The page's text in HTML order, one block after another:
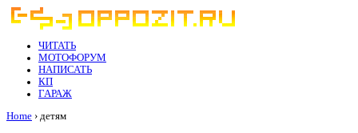
ЧИТАТЬ
МОТОФОРУМ
НАПИСАТЬ
КП
ГАРАЖ
Home › детям